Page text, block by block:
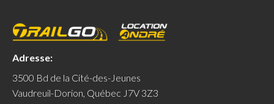
Adresse:
3500 Bd de la Cité-des-Jeunes
Vaudreuil-Dorion, Québec J7V 3Z3